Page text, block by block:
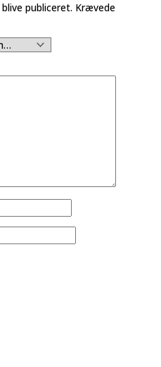
publiceret. Krævede